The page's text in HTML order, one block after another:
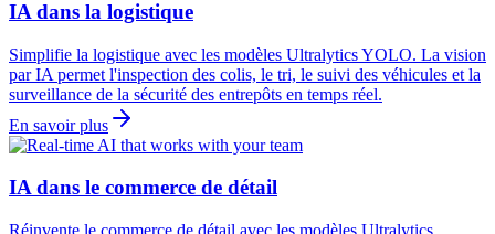
IA dans la logistique
Simplifie la logistique avec les modèles Ultralytics YOLO. La vision
par IA permet l'inspection des colis, le tri, le suivi des véhicules et la
surveillance de la sécurité des entrepôts en temps réel.
En savoir plus
IA dans le commerce de détail